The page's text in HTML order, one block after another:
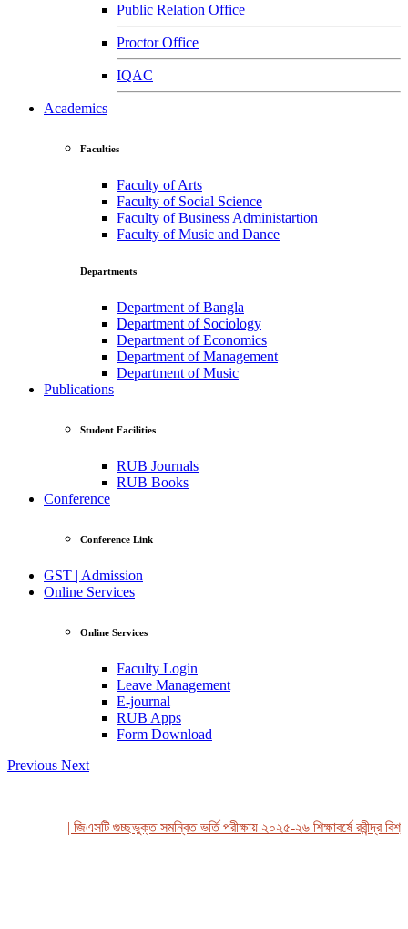
Public Relation Office
Proctor Office
IQAC
Academics
Faculties
Faculty of Arts
Faculty of Social Science
Faculty of Business Administartion
Faculty of Music and Dance
Departments
Department of Bangla
Department of Sociology
Department of Economics
Department of Management
Department of Music
Publications
Student Facilities
RUB Journals
RUB Books
Conference
Conference Link
GST | Admission
Online Services
Online Services
Faculty Login
Leave Management
E-journal
RUB Apps
Form Download
Previous Next
|| জিএসটি গুচ্ছভুক্ত সমন্বিত ভর্তি পরীক্ষায় ২০২৫-২৬ শিক্ষাবর্ষে রবীন্দ্র